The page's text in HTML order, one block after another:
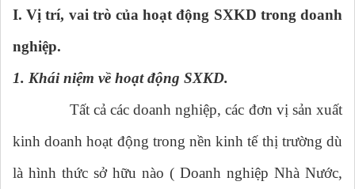
I. Vị trí, vai trò của hoạt động SXKD trong doanh
nghiệp.
1. Khái niệm về hoạt động SXKD.
Tất cả các doanh nghiệp, các đơn vị sản xuất
kinh doanh hoạt động trong nền kinh tế thị trường dù
là hình thức sở hữu nào ( Doanh nghiệp Nhà Nước,